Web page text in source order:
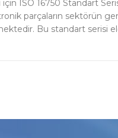
ISO 16750 Standart
parçaların sektörün
Bu standart serisi